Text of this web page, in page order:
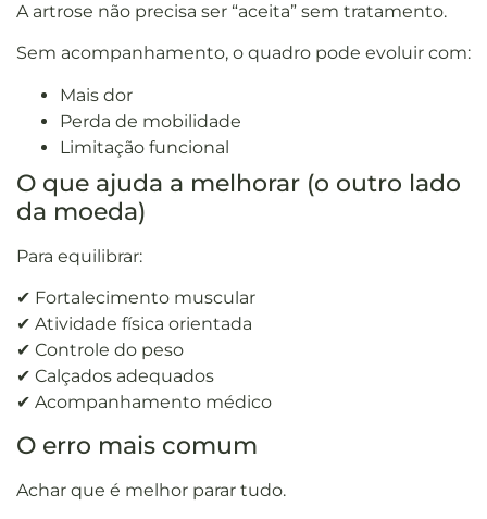
A artrose não precisa ser “aceita” sem tratamento.
Sem acompanhamento, o quadro pode evoluir com:
Mais dor
Perda de mobilidade
Limitação funcional
O que ajuda a melhorar (o outro lado
da moeda)
Para equilibrar:
✔ Fortalecimento muscular
✔ Atividade física orientada
✔ Controle do peso
✔ Calçados adequados
✔ Acompanhamento médico
O erro mais comum
Achar que é melhor parar tudo.